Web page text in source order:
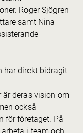
Roger Sjögren
samt Nina
har direkt bidragit
är deras vision om
också
för företaget. På